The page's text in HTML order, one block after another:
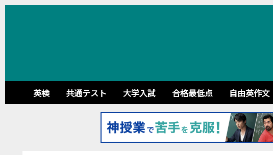
英検 共通テスト 大学入試 合格最低点 自由英作文